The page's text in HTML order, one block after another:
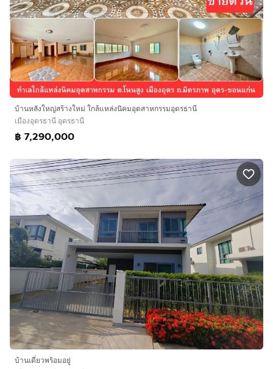
บ้านหลังใหญ่สร้างใหม่ ใกล้แหล่งนิคมอุตสาหกรรมอุดรธานี
เมืองอุดรธานี อุดรธานี
฿ 7,290,000
บ้านเดี่ยวพร้อมอยู่